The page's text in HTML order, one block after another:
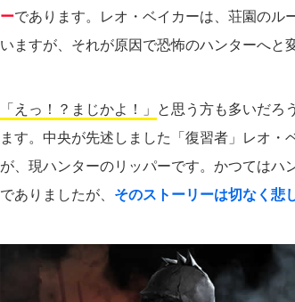
ーであります。レオ・ベイカーは、荘園のル
いますが、それが原因で恐怖のハンターへと
「えっ！？まじかよ！」 と思う方も多いだろ
ます。中央が先述しました「復習者」レオ
が、現ハンターのリッパーです。かつてはハ
でありましたが、 そのストーリーは切なく悲